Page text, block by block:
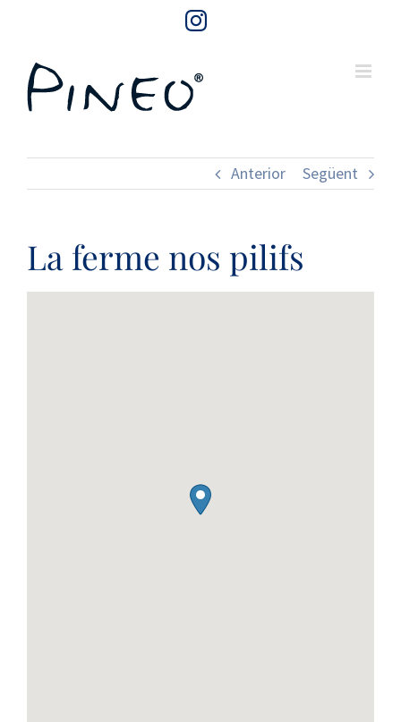
content
Instagram
Anterior Següent
La ferme nos pilifs